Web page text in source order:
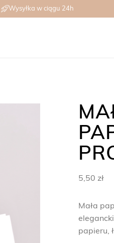
Wysyłka w ciągu 24h
5,50 zł
Mała
papieru,